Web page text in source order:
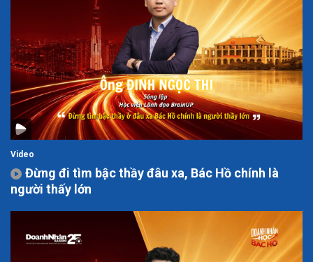
Video
Đừng đi tìm bậc thầy đâu xa, Bác Hồ chính là
người thấy lớn